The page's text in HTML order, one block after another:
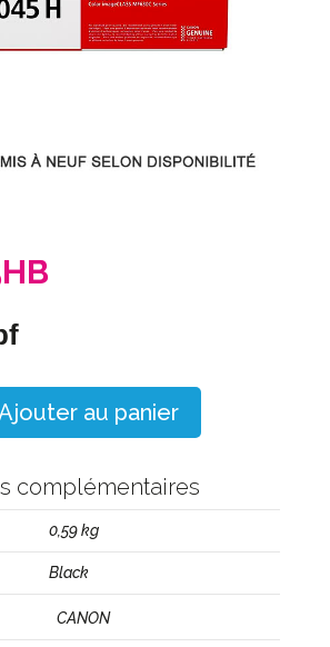
au panier
complémentaires
0,59 kg
Black
CANON